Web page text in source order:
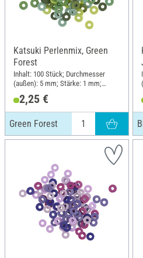
Katsuki Perlenmix, Green
Forest
Inhalt: 100 Stück; Durchmesser
(außen): 5 mm; Stärke: 1 mm;
Material: Gummi
2,25 €
Green Forest